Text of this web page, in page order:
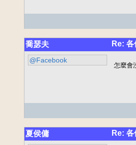
喬瑟夫 Re:
@Facebook
怎麼會
夏侯傭 Re: